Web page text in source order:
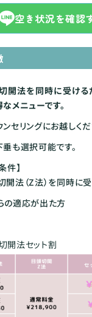
空き状況を確認
開法を同時に受ける
メニューです。
セリングにお越しくだ
も選択可能です。
件】
法（Z法）を同時に
の適応が出た方
開法セット割